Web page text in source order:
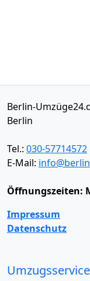
Berlin-
Berlin
Tel.: 030-57714572
E-Mail:
Öffnungszeiten:
Impressum
Datenschutz
Umzugsservice